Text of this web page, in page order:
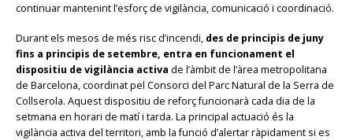
continuar mantenint l’esforç de vigilància, comunicació i coordinació.
Durant els mesos de més risc d’incendi, des de principis de juny
fins a principis de setembre, entra en funcionament el
dispositiu de vigilància activa de l’àmbit de l’àrea metropolitana
de Barcelona, coordinat pel Consorci del Parc Natural de la Serra de
Collserola. Aquest dispositiu de reforç funcionarà cada dia de la
setmana en horari de matí i tarda. La principal actuació és la
vigilància activa del territori, amb la funció d’alertar ràpidament si es